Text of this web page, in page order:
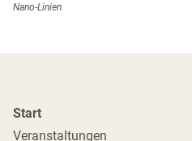
Nano-Linien
Start
Veranstaltungen